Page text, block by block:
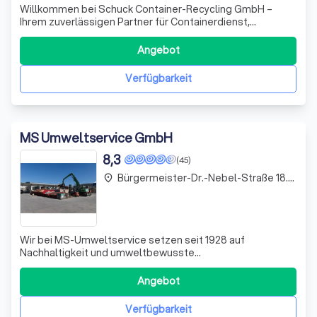
Willkommen bei Schuck Container-Recycling GmbH –
Ihrem zuverlässigen Partner für Containerdienst,
Erdarbeiten und Abbruchprojekte. Wir zeichnen uns durch
unsere umfassende Expertise und unser Engagement für
nachhaltige Lösungen im Bereich Recycling aus. Ob Sie
einen Container für Ihre Baustelle benö
Verfügbarkeit
Angebot
MS Umweltservice GmbH
(45)
8,3
Wir bei MS-Umweltservice setzen seit 1928 auf
Nachhaltigkeit und umweltbewusste
Entsorgungslösungen. Als mittelständischer
Familienbetrieb bieten wir sowohl Gewerbe- als auch
Privatkunden umfassende Dienstleistungen rund um die
fachgerechte Entsorgung von Abfällen und Wertstoffen.
Verfügbarkeit
Angebot
place Bürgermeister-Dr.-Nebel-Straße 18.0, Lohr Am Main